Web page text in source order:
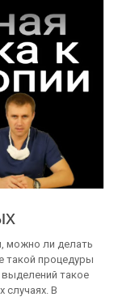
можно ли делать
такой процедуры
такое
случаях. В